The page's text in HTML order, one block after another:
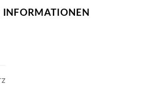
INFORMATIONEN